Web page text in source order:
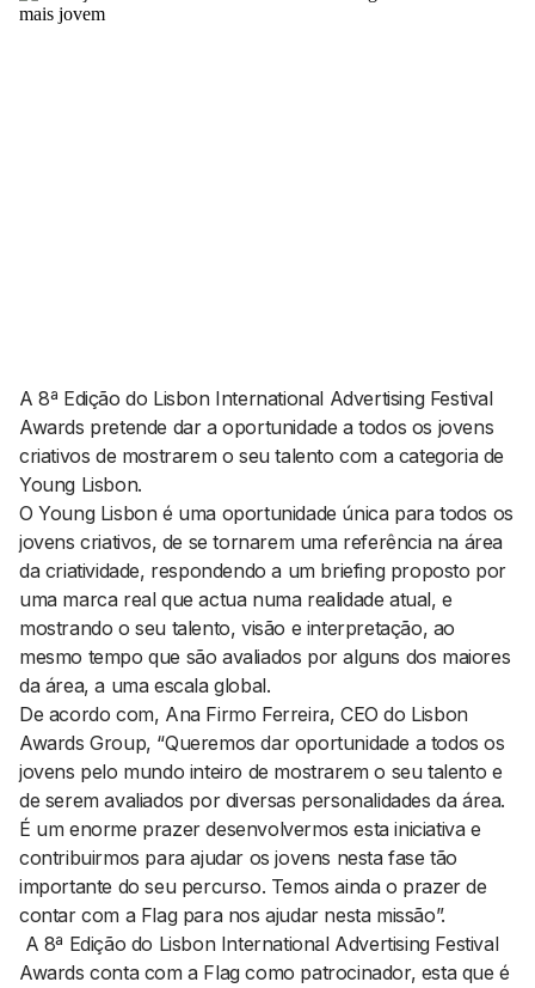
Eventos
+351 912 127 577
A 8ª Edição do Lisbon International Advertising Festival
Awards pretende dar a oportunidade a todos os jovens
criativos de mostrarem o seu talento com a categoria de
Young Lisbon.
O Young Lisbon é uma oportunidade única para todos os
jovens criativos, de se tornarem uma referência na área
da criatividade, respondendo a um briefing proposto por
uma marca real que actua numa realidade atual, e
mostrando o seu talento, visão e interpretação, ao
mesmo tempo que são avaliados por alguns dos maiores
da área, a uma escala global.
De acordo com, Ana Firmo Ferreira, CEO do Lisbon
Awards Group, “Queremos dar oportunidade a todos os
jovens pelo mundo inteiro de mostrarem o seu talento e
de serem avaliados por diversas personalidades da área.
É um enorme prazer desenvolvermos esta iniciativa e
contribuirmos para ajudar os jovens nesta fase tão
importante do seu percurso. Temos ainda o prazer de
contar com a Flag para nos ajudar nesta missão”.
A 8ª Edição do Lisbon International Advertising Festival
Awards conta com a Flag como patrocinador, esta que é